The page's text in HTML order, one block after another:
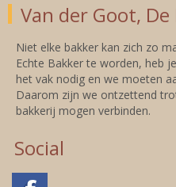
Van der Goot,
Niet elke bakker kan zich zo
Echte Bakker te worden, heb
het vak nodig en we moeten
Daarom zijn we ontzettend
bakkerij mogen verbinden.
Social